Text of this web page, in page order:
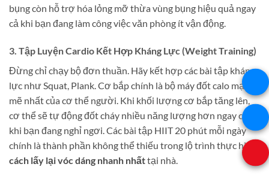
bụng còn hỗ trợ hóa lỏng mỡ thừa vùng bụng hiệu quả ngay
cả khi bạn đang làm công việc văn phòng ít vận động.
3. Tập Luyện Cardio Kết Hợp Kháng Lực (Weight Training)
Đừng chỉ chạy bộ đơn thuần. Hãy kết hợp các bài tập kháng
lực như Squat, Plank. Cơ bắp chính là bộ máy đốt calo mạnh
mẽ nhất của cơ thể người. Khi khối lượng cơ bắp tăng lên,
cơ thể sẽ tự động đốt cháy nhiều năng lượng hơn ngay cả
khi bạn đang nghỉ ngơi. Các bài tập HIIT 20 phút mỗi ngày
chính là thành phần không thể thiếu trong lộ trình thực hiện
cách lấy lại vóc dáng nhanh nhấttại nhà.